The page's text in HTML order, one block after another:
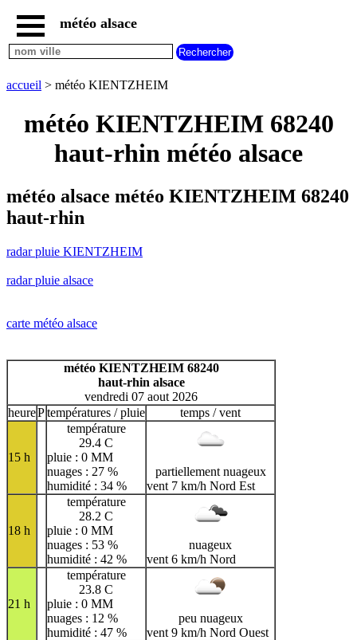
accueil
radar
KIENTZHEIM
météo
alsace
carte
météo
météo
H
I J K L M
N
T
U
V
W X Y Z
météo alsace
accueil > météo KIENTZHEIM
météo KIENTZHEIM 68240
haut-rhin météo alsace
météo alsace météo KIENTZHEIM 68240
haut-rhin
radar pluie KIENTZHEIM
radar pluie alsace
carte météo alsace
météo KIENTZHEIM 68240
haut-rhin alsace
vendredi 07 aout 2026
heurePtempératures / pluie temps / vent
15 h
température
29.4 C
pluie : 0 MM
nuages : 27 %
humidité : 34 %
partiellement nuageux
vent 7 km/h Nord Est
18 h
température
28.2 C
pluie : 0 MM
nuages : 53 %
humidité : 42 %
nuageux
vent 6 km/h Nord
21 h
température
23.8 C
pluie : 0 MM
nuages : 12 %
humidité : 47 %
peu nuageux
vent 9 km/h Nord Ouest